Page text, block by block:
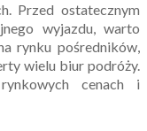
Przed ostatecznym
wyjazdu, warto
rynku pośredników,
wielu biur podróży.
cenach i